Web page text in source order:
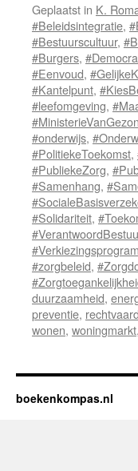
Geplaatst in K.
#Beleidsintegratie,
#Bestuurscultuur,
#Burgers,
#Eenvoud,
#Kantelpunt,
#leefomgeving,
#onderwijs,
#PolitiekeToekomst,
#PubliekeZorg,
#Samenhang,
#Solidariteit,
#zorgbeleid,
duurzaamheid,
preventie,
wonen, woningmarkt,
boekenkompas.nl